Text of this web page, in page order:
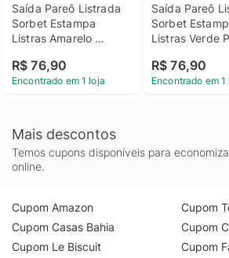
Saída Pareô Listrada
Sorbet Estampa
Listras Amarelo
R$ 76,90
Encontrado em 1 loja
Saída Pareô
Sorbet
Listras Verde
R$ 76,90
Encontrado em 1
Mais descontos
Temos cupons disponíveis para
online.
Cupom Amazon
Cupom Casas Bahia
Cupom Le Biscuit
Cupom
Cupom
Cupom